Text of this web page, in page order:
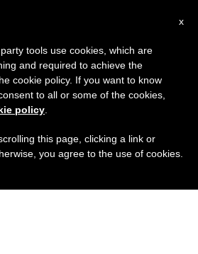
x
tools use cookies, which are
and required to achieve the
cookie policy. If you want to know
to all or some of the cookies,
policy
this page, clicking a link or
you agree to the use of cookies.